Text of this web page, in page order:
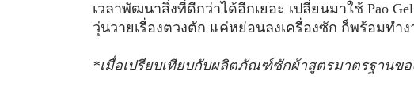
เวลาพัฒนาสิ่งที่ดีกว่าได้อีกเยอะ เปลี่ยนมาใช้ Pao
วุ่นวายเรื่องตวงตัก แค่หย่อนลงเครื่องซัก ก็พร้อมทำ
*เมื่อเปรียบเทียบกับผลิตภัณฑ์ซักผ้าสูตรมาตรฐานข